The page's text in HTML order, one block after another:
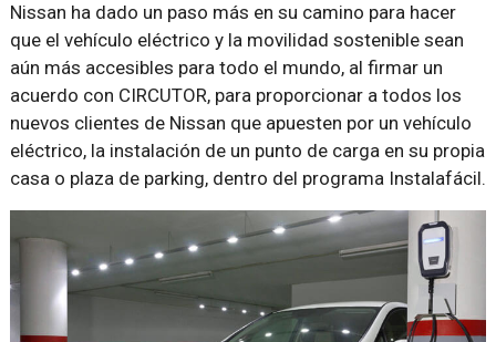
Nissan ha dado un paso más en su camino para hacer
que el vehículo eléctrico y la movilidad sostenible sean
aún más accesibles para todo el mundo, al firmar un
acuerdo con CIRCUTOR, para proporcionar a todos los
nuevos clientes de Nissan que apuesten por un vehículo
eléctrico, la instalación de un punto de carga en su propia
casa o plaza de parking, dentro del programa Instalafácil.